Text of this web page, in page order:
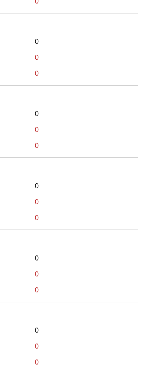
0
0
0
0
0
0
0
0
0
0
0
0
0
0
0